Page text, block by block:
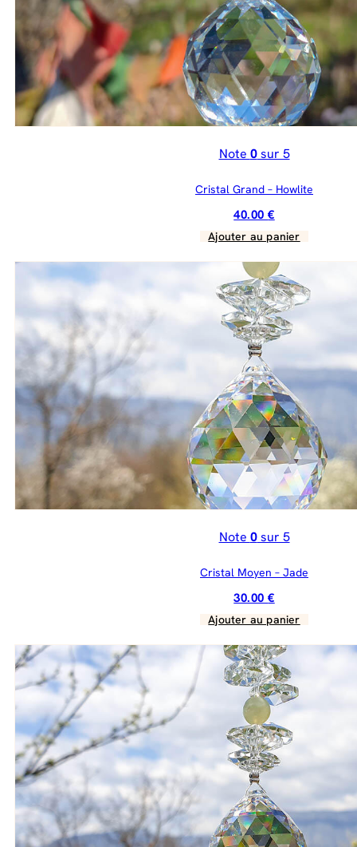
Note 0sur 5
Cristal Grand – Howlite
40.00€
Ajouter au panier
Note 0sur 5
Cristal Moyen – Jade
30.00€
Ajouter au panier